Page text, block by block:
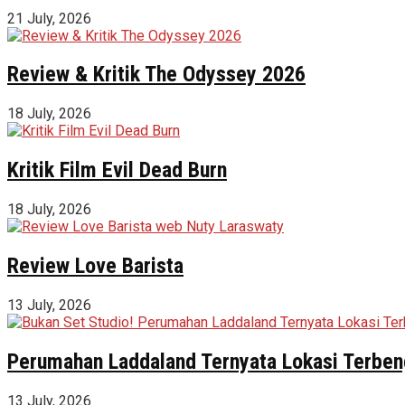
21 July, 2026
Review & Kritik The Odyssey 2026
18 July, 2026
Kritik Film Evil Dead Burn
18 July, 2026
Review Love Barista
13 July, 2026
Perumahan Laddaland Ternyata Lokasi
13 July, 2026